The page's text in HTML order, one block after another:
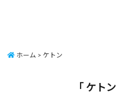
ホーム > ケトン
「 ケト